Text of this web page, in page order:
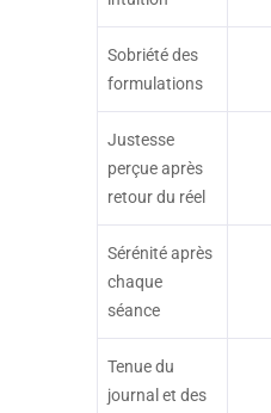
Sobriété des
formulations
Justesse
perçue après
retour du réel
Sérénité après
chaque
séance
Tenue du
journal et des